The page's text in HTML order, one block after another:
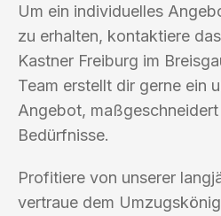
Um ein individuelles
zu erhalten, kontaktiere
Kastner Freiburg im
Team erstellt dir gerne ein
Angebot,
Bedürfnisse.
Profitiere von unserer
vertraue dem